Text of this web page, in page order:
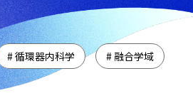
# 循環器内科学 # 融合学域